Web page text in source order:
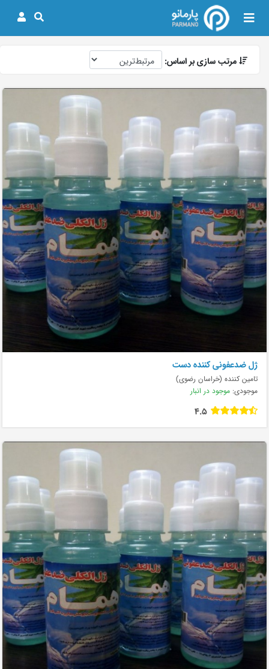
مرتب سازی بر اساس:
ژل ضدعفونی کننده دست
تامین کننده (خراسان رضوی)
موجودی: موجود در انبار
4.5